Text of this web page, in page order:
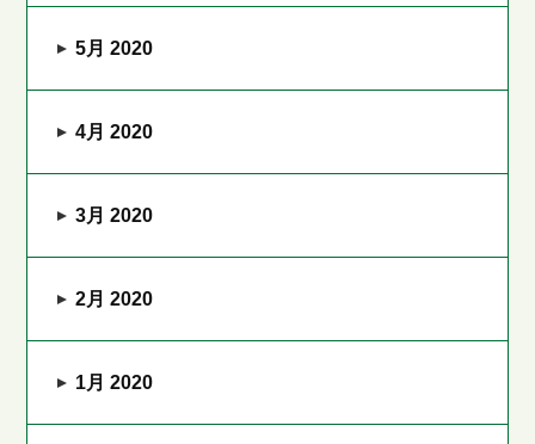
5月 2020
4月 2020
3月 2020
2月 2020
1月 2020